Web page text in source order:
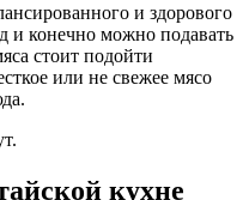
и здорового
и конечно можно подавать
стоит подойти
или не свежее мясо
кухне